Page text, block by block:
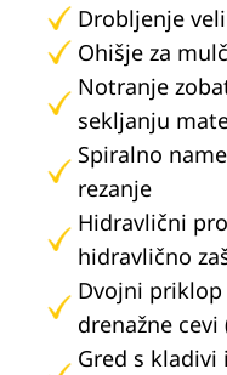
Drobljenje
Ohišje za
Notranje
sekljanju
Spiralno
rezanje
Hidravlični
hidravlično
Dvojni priklop
drenažne
Gred s